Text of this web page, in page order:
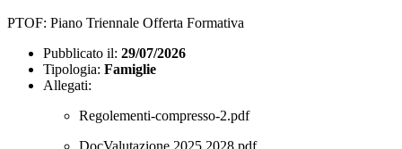
PTOF: Piano Triennale Offerta Formativa
Pubblicato il: 29/07/2026
Tipologia: Famiglie
Allegati:
Regolementi-compresso-2.pdf
DocValutazione 2025.2028.pdf